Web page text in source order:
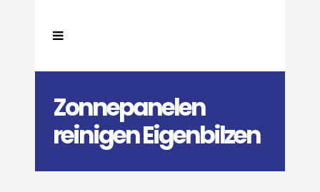
Zonnepanelen
reinigen Eigenbilzen